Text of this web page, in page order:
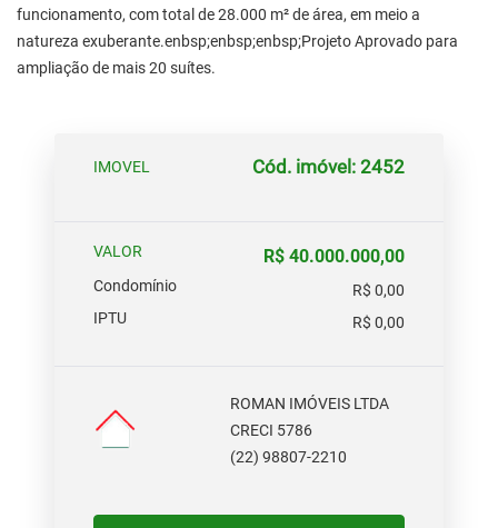
funcionamento, com total de 28.000 m² de área, em meio a
natureza exuberante.enbsp;enbsp;enbsp;Projeto Aprovado para
ampliação de mais 20 suítes.
IMOVEL Cód. imóvel: 2452
VALOR R$ 40.000.000,00
Condomínio
R$ 0,00
IPTU
R$ 0,00
ROMAN IMÓVEIS LTDA
CRECI 5786
(22) 98807-2210